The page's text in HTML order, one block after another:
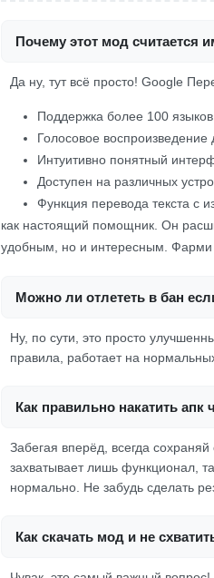
Почему этот мод считается
Да ну, тут всё просто! Google
Поддержка более 100 языков
Голосовое
Интуитивно понятный
Доступен на различных
Функция перевода текста с
как настоящий помощник. Он
удобным, но и интересным. Фарми
Можно ли отлететь в бан
Ну, по сути, это просто
правила, работает на
Как правильно накатить
Забегая вперёд, всегда
захватывает лишь функционал,
нормально. Не забудь сделать
Как скачать мод и не